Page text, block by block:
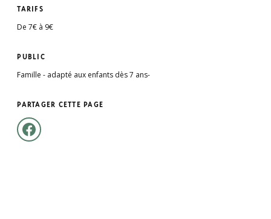
TARIFS
De 7€ à 9€
PUBLIC
Famille - adapté aux enfants dès 7 ans-
PARTAGER CETTE PAGE